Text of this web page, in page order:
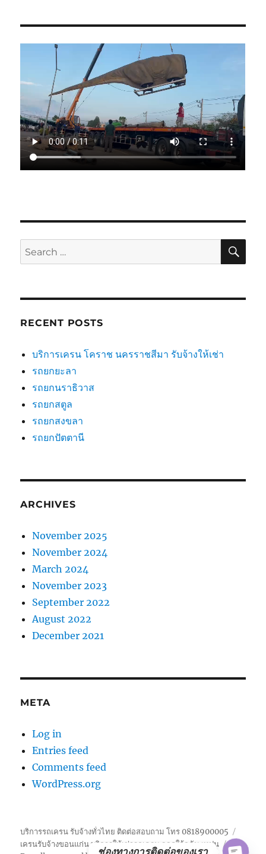
Search
for:
RECENT POSTS
บริการเครน โคราช นครราชสีมา รับจ้างให้เช่า
รถยกยะลา
รถยกนราธิวาส
รถยกสตูล
รถยกสงขลา
รถยกปัตตานี
ARCHIVES
November 2025
November 2024
March 2024
November 2023
September 2022
August 2022
December 2021
META
Log in
Entries feed
Comments feed
WordPress.org
บริการรถเครน รับจ้างทั่วไทย ติดต่อสอบถาม โทร 0818900005
เครนรับจ้างขอนแก่น บริการให้เช่ารถเครน จอดใก้ลฉัน เทปูน
ช่องทางการติดต่อของเรา